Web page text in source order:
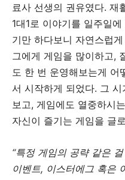
료사 선생의 권유였다. 재
1대1로 이야기를 일주일
기만 하다보니 자연스럽
그에게 게임을 많이하고,
도 한 번 운영해보는게 어
서 시작하게 되었다. 그
보고, 게임에도 열중하시
자신이 즐기는 게임을 글
“특정 게임의 공략 같은
이벤트, 이스터에그 혹은